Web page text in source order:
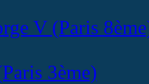
V (Paris
3ème)